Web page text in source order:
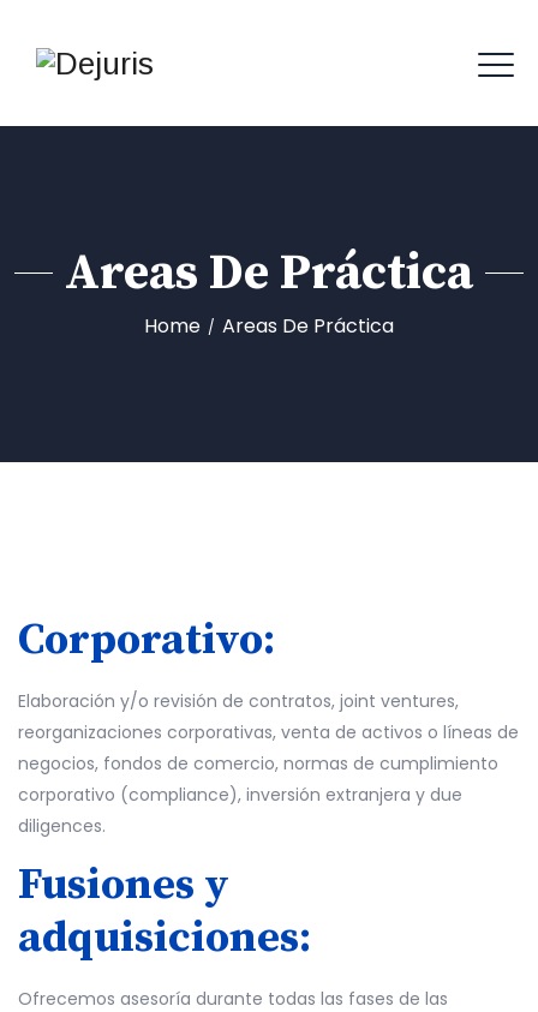
Areas De Práctica
Home / Areas De Práctica
Corporativo:
Elaboración y/o revisión de contratos, joint ventures,
reorganizaciones corporativas, venta de activos o líneas de
negocios, fondos de comercio, normas de cumplimiento
corporativo (compliance), inversión extranjera y due
diligences.
Fusiones y
adquisiciones:
Ofrecemos asesoría durante todas las fases de las